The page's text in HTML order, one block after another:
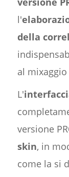
l'
della
al
L'
versione
skin, in
come la si